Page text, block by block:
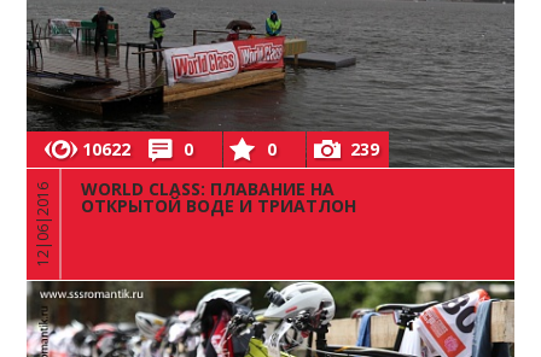
10622 0 0 239
12|06|2016 WORLD CLASS: ПЛАВАНИЕ НА
ОТКРЫТОЙ ВОДЕ И ТРИАТЛОН